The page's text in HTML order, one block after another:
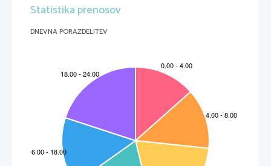
Statistika prenosov
DNEVNA PORAZDELITEV